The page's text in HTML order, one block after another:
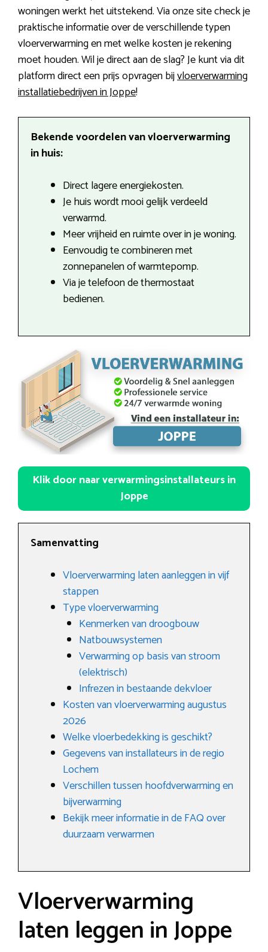
woningen werkt het uitstekend. Via onze site check je
praktische informatie over de verschillende typen
vloerverwarming en met welke kosten je rekening
moet houden. Wil je direct aan de slag? Je kunt via dit
platform direct een prijs opvragen bijvloerverwarming
installatiebedrijven in Joppe!
Bekende voordelen van vloerverwarming
in huis:
Direct lagere energiekosten.
Je huis wordt mooi gelijk verdeeld
verwarmd.
Meer vrijheid en ruimte over in je woning.
Eenvoudig te combineren met
zonnepanelen of warmtepomp.
Via je telefoon de thermostaat
bedienen.
Klik door naar verwarmingsinstallateurs in
Joppe
Samenvatting
Vloerverwarming laten aanleggen in vijf
stappen
Type vloerverwarming
Kenmerken van droogbouw
Natbouwsystemen
Verwarming op basis van stroom
(elektrisch)
Infrezen in bestaande dekvloer
Kosten van vloerverwarming augustus
2026
Welke vloerbedekking is geschikt?
Gegevens van installateurs in de regio
Lochem
Verschillen tussen hoofdverwarming en
bijverwarming
Bekijk meer informatie in de FAQ over
duurzaam verwarmen
Vloerverwarming
laten leggen in Joppe